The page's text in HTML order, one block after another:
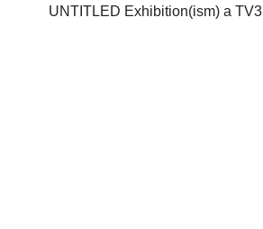
UNTITLED Exhibition(ism) a TV3